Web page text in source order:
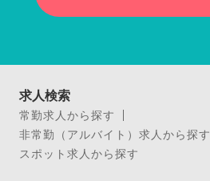
求人検索
常勤求人から探す
非常勤（アルバイト）求人から探す
スポット求人から探す